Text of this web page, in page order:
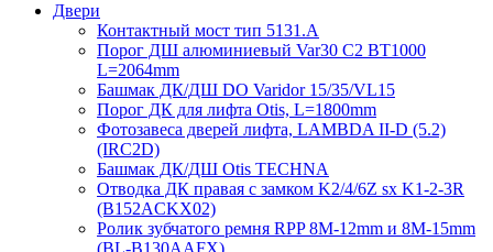
Двери
Контактный мост тип 5131.A
Порог ДШ алюминиевый Var30 C2 BT1000
L=2064mm
Башмак ДК/ДШ DO Varidor 15/35/VL15
Порог ДК для лифта Otis, L=1800mm
Фотозавеса дверей лифта, LAMBDA II-D (5.2)
(IRC2D)
Башмак ДК/ДШ Otis TECHNA
Отводка ДК правая с замком K2/4/6Z sx K1-2-3R
(B152ACKX02)
Ролик зубчатого ремня RPP 8M-12mm и 8M-15mm
(BL-B130AAFX)